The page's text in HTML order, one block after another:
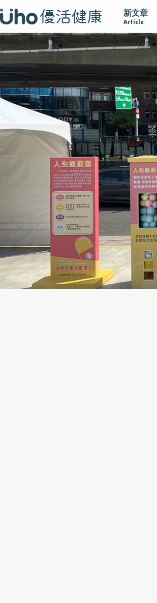
新文章
Article
疫情保衛戰 再生醫學 愛的未來視